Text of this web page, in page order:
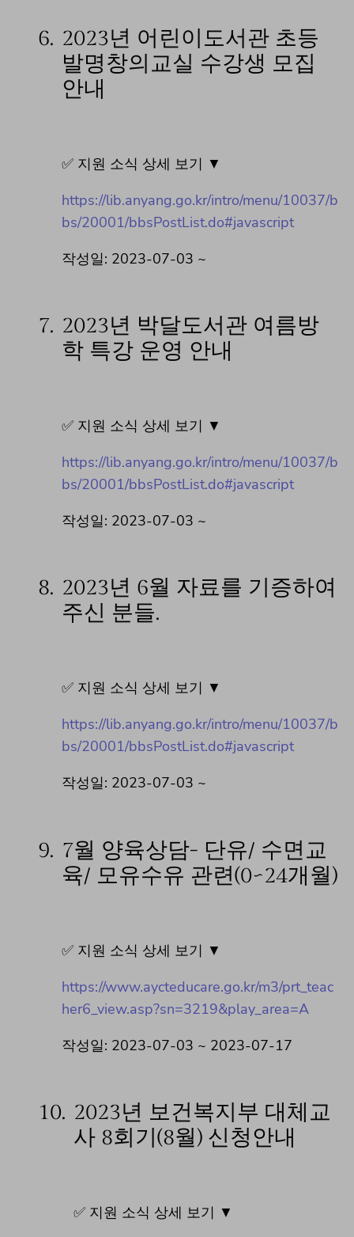
6. 2023년 어린이도서관 초등
발명창의교실 수강생 모집
안내
✅ 지원 소식 상세 보기 ▼
https://lib.anyang.go.kr/intro/menu/10037/b
bs/20001/bbsPostList.do#javascript
작성일: 2023-07-03 ~
7. 2023년 박달도서관 여름방
학 특강 운영 안내
✅ 지원 소식 상세 보기 ▼
https://lib.anyang.go.kr/intro/menu/10037/b
bs/20001/bbsPostList.do#javascript
작성일: 2023-07-03 ~
8. 2023년 6월 자료를 기증하여
주신 분들.
✅ 지원 소식 상세 보기 ▼
https://lib.anyang.go.kr/intro/menu/10037/b
bs/20001/bbsPostList.do#javascript
작성일: 2023-07-03 ~
9. 7월 양육상담- 단유/ 수면교
육/ 모유수유 관련(0~24개월)
✅ 지원 소식 상세 보기 ▼
https://www.aycteducare.go.kr/m3/prt_teac
her6_view.asp?sn=3219&play_area=A
작성일: 2023-07-03 ~ 2023-07-17
10. 2023년 보건복지부 대체교
사 8회기(8월) 신청안내
✅ 지원 소식 상세 보기 ▼